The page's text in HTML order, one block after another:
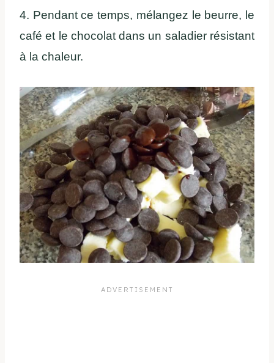
4. Pendant ce temps, mélangez le beurre, le
café et le chocolat dans un saladier résistant
à la chaleur.